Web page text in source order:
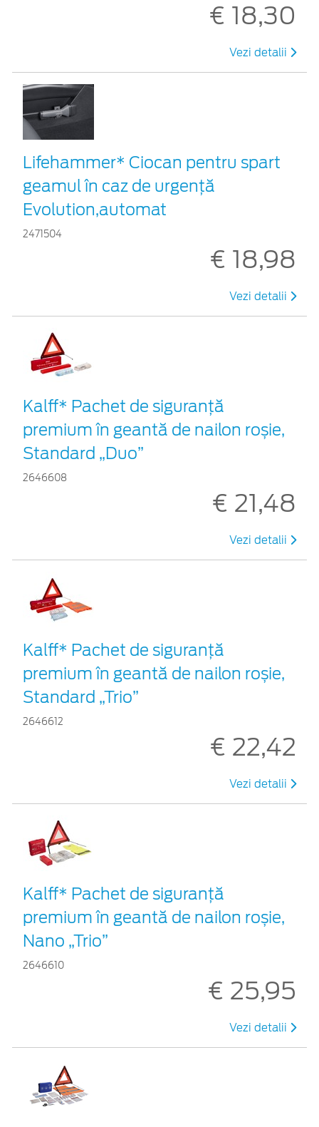
€ 18,30
Vezi detalii
Lifehammer* Ciocan pentru spart
geamul în caz de urgenţă
Evolution,automat
2471504
€ 18,98
Vezi detalii
Kalff* Pachet de siguranţă
premium în geantă de nailon roșie,
Standard „Duo”
2646608
€ 21,48
Vezi detalii
Kalff* Pachet de siguranţă
premium în geantă de nailon roșie,
Standard „Trio”
2646612
€ 22,42
Vezi detalii
Kalff* Pachet de siguranţă
premium în geantă de nailon roșie,
Nano „Trio”
2646610
€ 25,95
Vezi detalii